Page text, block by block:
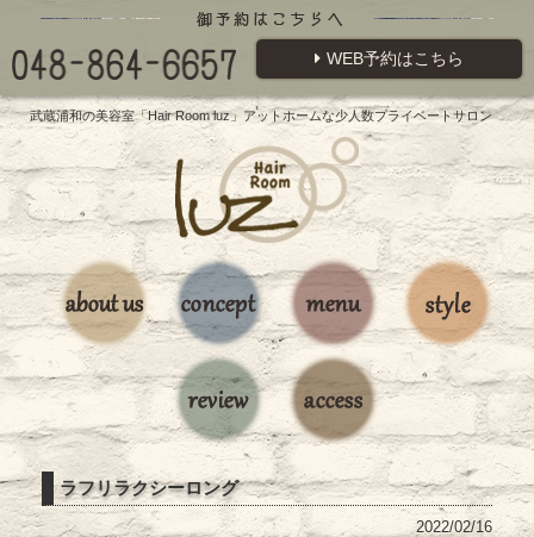
WEB予約はこちら
武蔵浦和の美容室「Hair Room luz」アットホームな少人数プライベートサロン
ラフリラクシーロング
2022/02/16